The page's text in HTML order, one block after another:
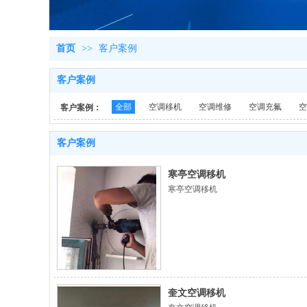
首页 >> 客户案例
客户案例
客户案例： 全部 空调移机 空调维修 空调充氟
客户案例
寒亭空调移机
寒亭空调移机
奎文空调移机